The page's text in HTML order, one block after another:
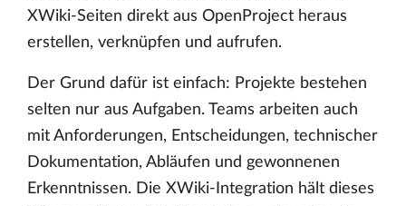
XWiki-Seiten direkt aus OpenProject heraus
erstellen, verknüpfen und aufrufen.
Der Grund dafür ist einfach: Projekte bestehen
selten nur aus Aufgaben. Teams arbeiten auch
mit Anforderungen, Entscheidungen, technischer
Dokumentation, Abläufen und gewonnenen
Erkenntnissen. Die XWiki-Integration hält dieses